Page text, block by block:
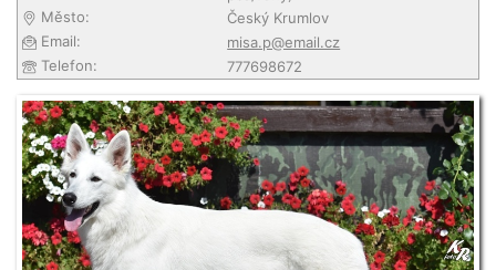
Město:
Český Krumlov
Email:
misa.p@email.cz
Telefon:
777698672